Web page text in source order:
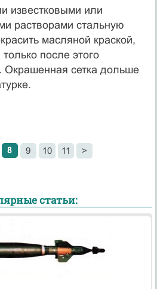
известковыми или
растворами стальную
масляной краской,
после этого
Окрашенная сетка дольше
8 9 10 11 >
статьи: